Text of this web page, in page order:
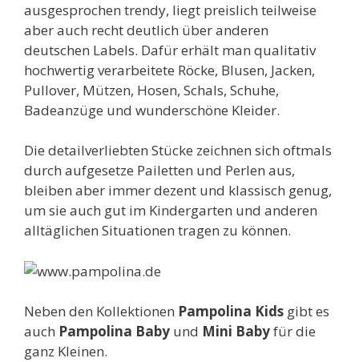
ausgesprochen trendy, liegt preislich teilweise
aber auch recht deutlich über anderen
deutschen Labels. Dafür erhält man qualitativ
hochwertig verarbeitete Röcke, Blusen, Jacken,
Pullover, Mützen, Hosen, Schals, Schuhe,
Badeanzüge und wunderschöne Kleider.
Die detailverliebten Stücke zeichnen sich oftmals
durch aufgesetze Pailetten und Perlen aus,
bleiben aber immer dezent und klassisch genug,
um sie auch gut im Kindergarten und anderen
alltäglichen Situationen tragen zu können.
Neben den Kollektionen Pampolina Kids gibt es
auch Pampolina Baby und Mini Babyfür die
ganz Kleinen.